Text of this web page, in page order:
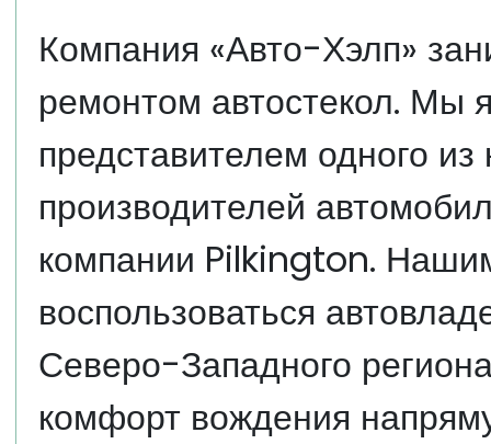
Компания «Авто-Хэлп»
ремонтом автостекол.
представителем одного
производителей
компании Pilkington.
воспользоваться
Северо-Западного
комфорт вождения